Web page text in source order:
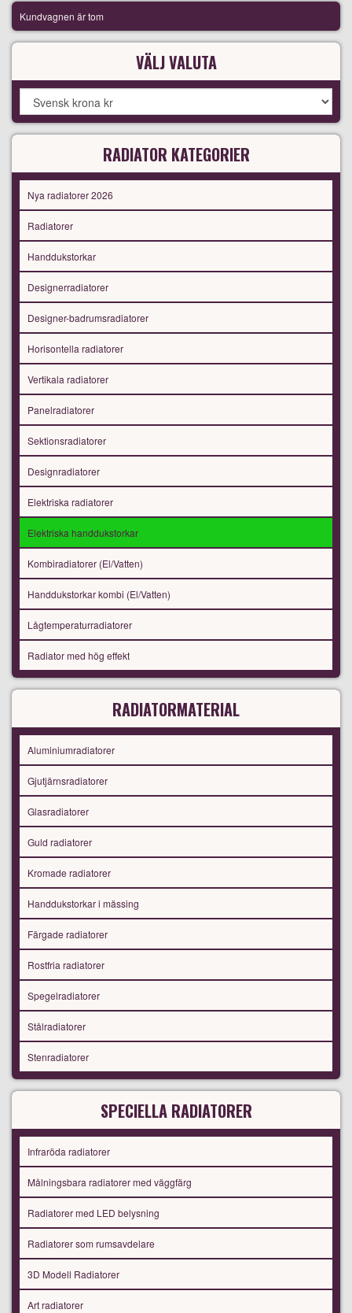
Kundvagnen är tom
VÄLJ VALUTA
RADIATOR KATEGORIER
Nya radiatorer 2026
Radiatorer
Handdukstorkar
Designerradiatorer
Designer-badrumsradiatorer
Horisontella radiatorer
Vertikala radiatorer
Panelradiatorer
Sektionsradiatorer
Designradiatorer
Elektriska radiatorer
Elektriska handdukstorkar
Kombiradiatorer (El/Vatten)
Handdukstorkar kombi (El/Vatten)
Lågtemperaturradiatorer
Radiator med hög effekt
RADIATORMATERIAL
Aluminiumradiatorer
Gjutjärnsradiatorer
Glasradiatorer
Guld radiatorer
Kromade radiatorer
Handdukstorkar i mässing
Färgade radiatorer
Rostfria radiatorer
Spegelradiatorer
Stålradiatorer
Stenradiatorer
SPECIELLA RADIATORER
Infraröda radiatorer
Målningsbara radiatorer med väggfärg
Radiatorer med LED belysning
Radiatorer som rumsavdelare
3D Modell Radiatorer
Art radiatorer